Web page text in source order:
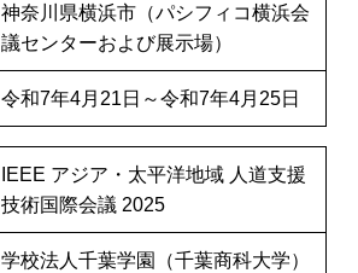
神奈川県横浜市（パシフィコ横浜会
議センターおよび展示場）
令和7年4月21日～令和7年4月25日
IEEE アジア・太平洋地域 人道支援
技術国際会議 2025
学校法人千葉学園（千葉商科大学）